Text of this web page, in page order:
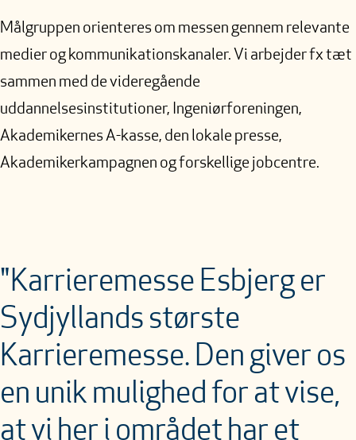
Målgruppen orienteres om messen gennem relevante
medier og kommunikationskanaler. Vi arbejder fx tæt
sammen med de videregående
uddannelsesinstitutioner, Ingeniørforeningen,
Akademikernes A-kasse, den lokale presse,
Akademikerkampagnen og forskellige jobcentre.
"Karrieremesse Esbjerg er
Sydjyllands største
Karrieremesse. Den giver os
en unik mulighed for at vise,
at vi her i området har et